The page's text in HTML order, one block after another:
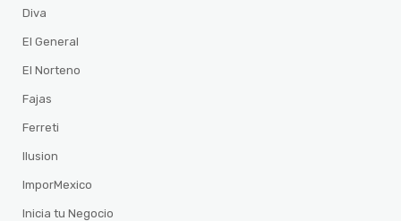
Diva
El General
El Norteno
Fajas
Ferreti
Ilusion
ImporMexico
Inicia tu Negocio